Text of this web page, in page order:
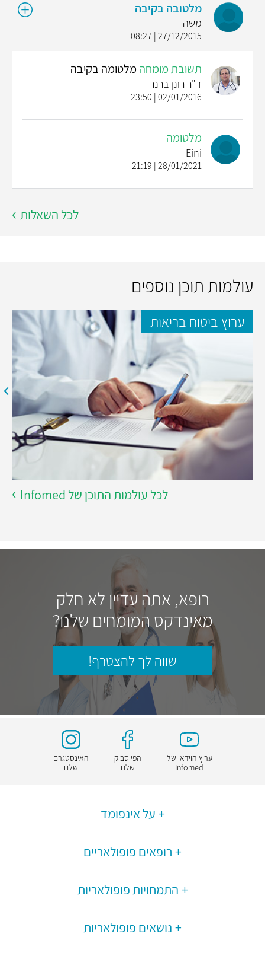
מלטובה בקיבה
משה
27/12/2015 | 08:27
תשובת מומחה מלטומה בקיבה
ד"ר רונן ברנר
02/01/2016 | 23:50
מלטומה
Eini
28/01/2021 | 21:19
לכל השאלות
עולמות תוכן נוספים
ערוץ ביטוח בריאות
לכל עולמות התוכן של Infomed
רופא, אתה עדיין לא חלק
מאינדקס המומחים שלנו?
שווה לך להצטרף!
ערוץ הוידאו של
Infomed
הפייסבוק
שלנו
האינסטגרם
שלנו
על אינפומד
רופאים פופולאריים
התמחויות פופולאריות
נושאים פופולאריות